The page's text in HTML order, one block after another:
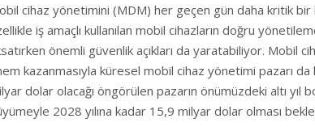
cihaz yönetimini (MDM) her geçen gün daha kritik bir
iş amaçlı kullanılan mobil cihazların doğru
önemli güvenlik açıkları da yaratabiliyor. Mobil
kazanmasıyla küresel mobil cihaz yönetimi pazarı da
dolar olacağı öngörülen pazarın önümüzdeki altı yıl
2028 yılına kadar 15,9 milyar dolar olması